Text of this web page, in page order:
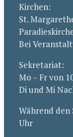
Kirchen:
St.
Bei
Sekretariat:
Mo – Fr von
Di und Mi
Während den
Uhr